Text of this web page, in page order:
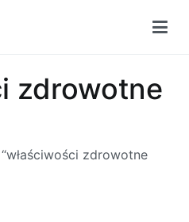
zdrowotne
zdrowotne